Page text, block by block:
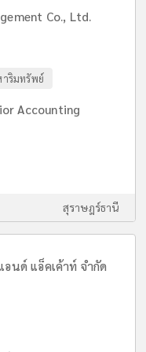
Co., Ltd.
าริมทรัพย์
Accounting
สุราษฎร์ธานี
อนด์ แอ็คเค้าท์ จำกัด